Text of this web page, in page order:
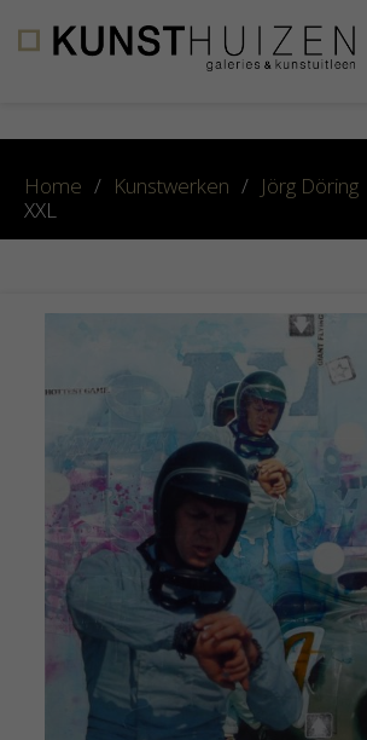
Home / Kunstwerken / Jörg Döring
XXL